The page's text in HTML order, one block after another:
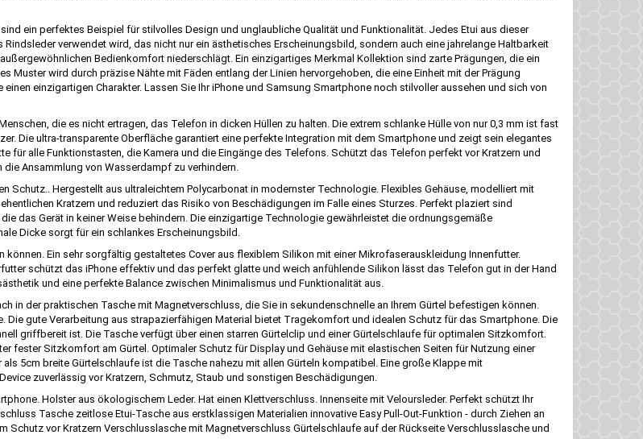
ein perfektes Beispiel für stilvolles Design und unglaubliche Qualität und Funktionalität. Jedes Etui aus dieser
verwendet wird, das nicht nur ein ästhetisches Erscheinungsbild, sondern auch eine jahrelange Haltbarkeit
Bedienkomfort niederschlägt. Ein einzigartiges Merkmal Kollektion sind zarte Prägungen, die ein
Muster wird durch präzise Nähte mit Fäden entlang der Linien hervorgehoben, die eine Einheit mit der Prägung
einzigartigen Charakter. Lassen Sie Ihr iPhone und Samsung Smartphone noch stilvoller aussehen und sich von
die es nicht ertragen, das Telefon in dicken Hüllen zu halten. Die extrem schlanke Hülle von nur 0,3 mm ist fast
Die ultra-transparente Oberfläche garantiert eine perfekte Integration mit dem Smartphone und zeigt sein elegantes
für alle Funktionstasten, die Kamera und die Eingänge des Telefons. Schützt das Telefon perfekt vor Kratzern und
Ansammlung von Wasserdampf zu verhindern.
Schutz.. Hergestellt aus ultraleichtem Polycarbonat in modernster Technologie. Flexibles Gehäuse, modelliert mit
Kratzern und reduziert das Risiko von Beschädigungen im Falle eines Sturzes. Perfekt plaziert sind
das Gerät in keiner Weise behindern. Die einzigartige Technologie gewährleistet die ordnungsgemäße
Dicke sorgt für ein schlankes Erscheinungsbild.
Ein sehr sorgfältig gestaltetes Cover aus flexiblem Silikon mit einer Mikrofaserauskleidung Innenfutter.
schützt das iPhone effektiv und das perfekt glatte und weich anfühlende Silikon lässt das Telefon gut in der Hand
und eine perfekte Balance zwischen Minimalismus und Funktionalität aus.
in der praktischen Tasche mit Magnetverschluss, die Sie in sekundenschnelle an Ihrem Gürtel befestigen können.
gute Verarbeitung aus strapazierfähigen Material bietet Tragekomfort und idealen Schutz für das Smartphone. Die
griffbereit ist. Die Tasche verfügt über einen starren Gürtelclip und einer Gürtelschlaufe für optimalen Sitzkomfort.
fester Sitzkomfort am Gürtel. Optimaler Schutz für Display und Gehäuse mit elastischen Seiten für Nutzung einer
5cm breite Gürtelschlaufe ist die Tasche nahezu mit allen Gürteln kompatibel. Eine große Klappe mit
zuverlässig vor Kratzern, Schmutz, Staub und sonstigen Beschädigungen.
Holster aus ökologischem Leder. Hat einen Klettverschluss. Innenseite mit Veloursleder. Perfekt schützt Ihr
Tasche zeitlose Etui-Tasche aus erstklassigen Materialien innovative Easy Pull-Out-Funktion - durch Ziehen an
Schutz vor Kratzern Verschlusslasche mit Magnetverschluss Gürtelschlaufe auf der Rückseite Verschlusslasche und